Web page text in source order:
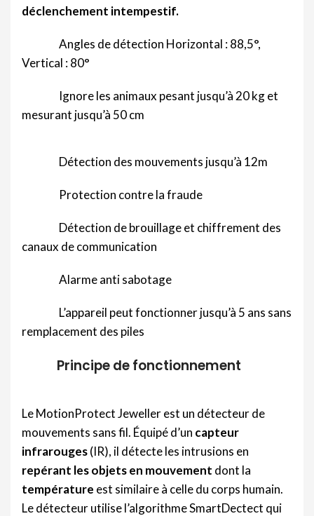
déclenchement intempestif.
Angles de détection Horizontal : 88,5°,
Vertical : 80°
Ignore les animaux pesant jusqu’à 20 kg et
mesurant jusqu’à 50 cm
Détection des mouvements jusqu’à 12m
Protection contre la fraude
Détection de brouillage et chiffrement des
canaux de communication
Alarme anti sabotage
L’appareil peut fonctionner jusqu’à 5 ans sans
remplacement des piles
Principe de fonctionnement
Le MotionProtect Jeweller est un détecteur de
mouvements sans fil. Équipé d’un capteur
infrarouges(IR), il détecte les intrusions en
repérant les objets en mouvement dont la
température est similaire à celle du corps humain.
Le détecteur utilise l’algorithme SmartDectect qui